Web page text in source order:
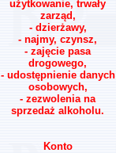
użytkowanie, trwały
zarząd,
- dzierżawy,
- najmy, czynsz,
- zajęcie pasa
drogowego,
- udostępnienie danych
osobowych,
- zezwolenia na
sprzedaż alkoholu.
Konto